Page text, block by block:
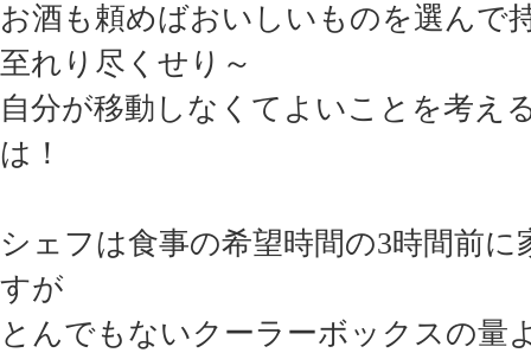
お酒も頼めばおいしいものを選んで
至れり尽くせり～
自分が移動しなくてよいことを考え
は！
シェフは食事の希望時間の3時間前
すが
とんでもないクーラーボックスの量